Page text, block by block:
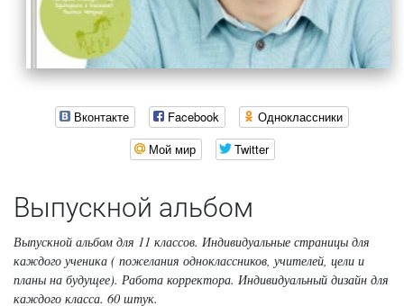
Вконтакте Facebook
Одноклассники
Мой мир
Twitter
Выпускной альбом
Выпускной альбом для 11 классов. Индивидуальные страницы для
каждого ученика ( пожелания одноклассников, учителей, цели и
планы на будущее). Работа корректора. Индивидуальный дизайн для
каждого класса. 60 штук.